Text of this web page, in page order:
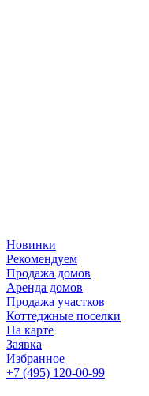
Новинки
Рекомендуем
Продажа домов
Аренда домов
Продажа участков
Коттеджные поселки
На карте
Заявка
Избранное
+7 (495) 120-00-99